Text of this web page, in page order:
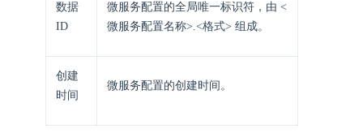
数据
ID
微服务配置的全局唯一标识符，由 <
微服务配置名称>.<格式> 组成。
创建
时间
微服务配置的创建时间。